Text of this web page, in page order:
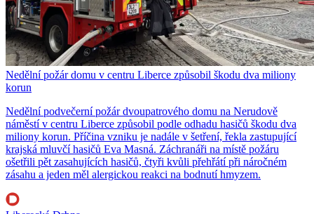
Nedělní požár domu v centru Liberce způsobil škodu dva miliony
korun
Nedělní podvečerní požár dvoupatrového domu na Nerudově
náměstí v centru Liberce způsobil podle odhadu hasičů škodu dva
miliony korun. Příčina vzniku je nadále v šetření, řekla zastupující
krajská mluvčí hasičů Eva Masná. Záchranáři na místě požáru
ošetřili pět zasahujících hasičů, čtyři kvůli přehřátí při náročném
zásahu a jeden měl alergickou reakci na bodnutí hmyzem.